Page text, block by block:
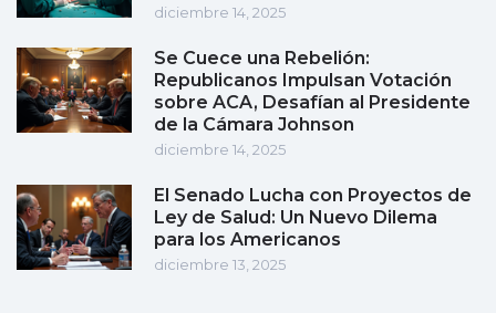
diciembre 14, 2025
Se Cuece una Rebelión:
Republicanos Impulsan Votación
sobre ACA, Desafían al Presidente
de la Cámara Johnson
diciembre 14, 2025
El Senado Lucha con Proyectos de
Ley de Salud: Un Nuevo Dilema
para los Americanos
diciembre 13, 2025